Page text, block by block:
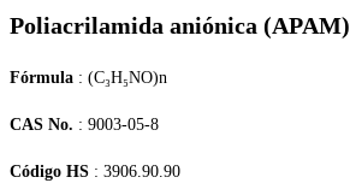
Poliacrilamida aniónica (APAM)
Fórmula : (C₃H₅NO)n
CAS No. : 9003-05-8
Código HS : 3906.90.90